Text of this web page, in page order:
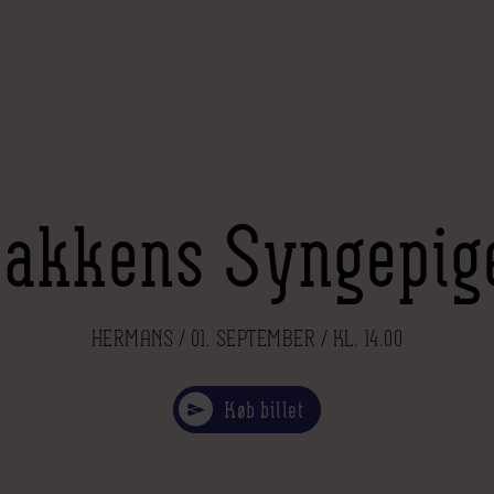
HERMANS / 01. SEPTEMBER / KL. 14.00
Køb billet